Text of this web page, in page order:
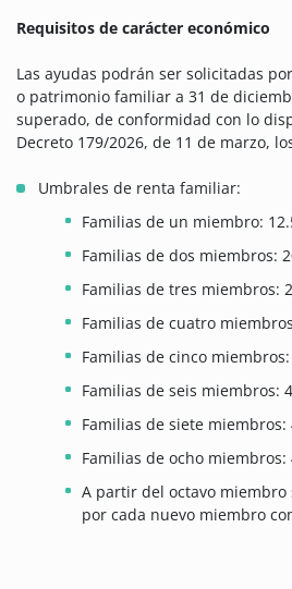
Requisitos de carácter económico
Las ayudas podrán ser solicitadas
o patrimonio familiar a 31 de
superado, de conformidad con lo
Decreto 179/2026, de 11 de marzo,
Umbrales de renta familiar:
Familias de un miembro:
Familias de dos miembros:
Familias de tres miembros:
Familias de cuatro
Familias de cinco
Familias de seis miembros:
Familias de siete miembros:
Familias de ocho miembros:
A partir del octavo miembro
por cada nuevo miembro